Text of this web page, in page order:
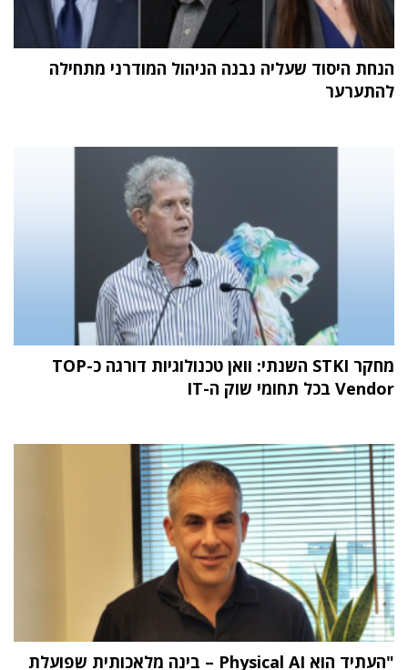
הנחת היסוד שעליה נבנה הניהול המודרני מתחילה
להתערער
מחקר STKI השנתי: וואן טכנולוגיות דורגה כ-TOP
Vendor בכל תחומי שוק ה-IT
"העתיד הוא Physical AI – בינה מלאכותית שפועלת